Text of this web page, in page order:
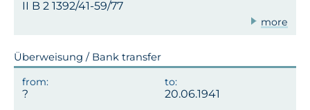
II B 2 1392/41-59/77
more
Überweisung / Bank transfer
20.06.1941